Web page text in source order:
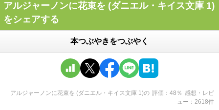
アルジャーノンに花束を (ダニエル・キイス文庫 1)
をシェアする
本つぶやきをつぶやく
アルジャーノンに花束を (ダニエル・キイス文庫 1)の 評価 48 ％ 感想・レビ
ュー
2618件